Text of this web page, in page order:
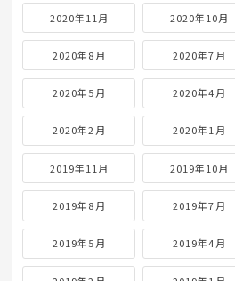
2020年11月 2020年10月
2020年8月 2020年7月
2020年5月 2020年4月
2020年2月 2020年1月
2019年11月 2019年10月
2019年8月 2019年7月
2019年5月 2019年4月